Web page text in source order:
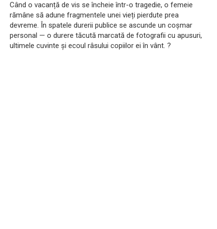
Când o vacanță de vis se încheie într-o tragedie, o femeie
rămâne să adune fragmentele unei vieți pierdute prea
devreme. În spatele durerii publice se ascunde un coșmar
personal — o durere tăcută marcată de fotografii cu apusuri,
ultimele cuvinte și ecoul râsului copiilor ei în vânt. ?️